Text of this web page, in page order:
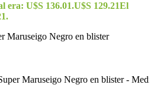
era: U$S 136.01.U$S 129.21El
Maruseigo Negro en blister
Maruseigo Negro en blister -